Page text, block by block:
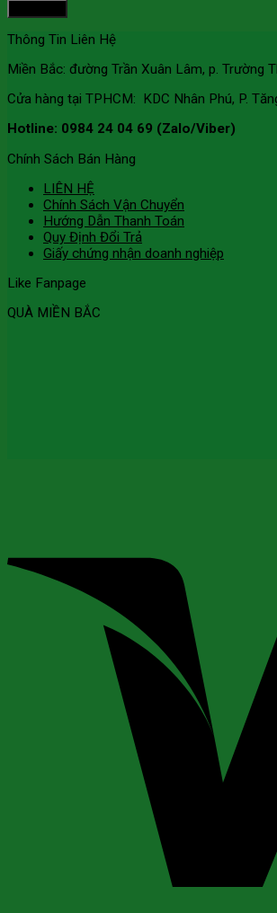
Thông Tin Liên Hệ
Miền Bắc: đường Trần Xuân Lâm, p. Trường
Cửa hàng tại TPHCM: KDC Nhân Phú, P.
Hotline: 0984 24 04 69 (Zalo/Viber)
Chính Sách Bán Hàng
LIÊN HỆ
Chính Sách Vận Chuyển
Hướng Dẫn Thanh Toán
Quy Định Đổi Trả
Giấy chứng nhận doanh nghiệp
Like Fanpage
QUÀ MIỀN BẮC